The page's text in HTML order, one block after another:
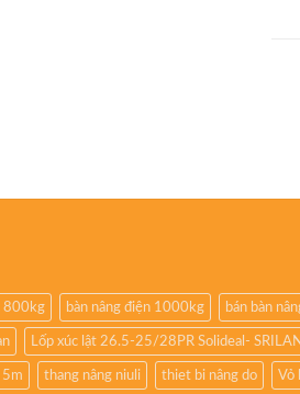
800kg bàn nâng điện 1000kg bán bàn
Lốp xúc lật 26.5-25/28PR Solideal-
5m thang nâng niuli thiet bi nâng do Vỏ